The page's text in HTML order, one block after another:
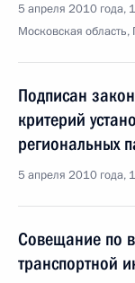
5 апреля 2010 года,
Московская область,
Подписан
критерий
региональных
5 апреля 2010 года,
Совещание по
транспортной